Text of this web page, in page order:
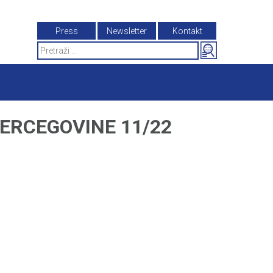
Press Newsletter
Kontakt
Search
for:
11/22